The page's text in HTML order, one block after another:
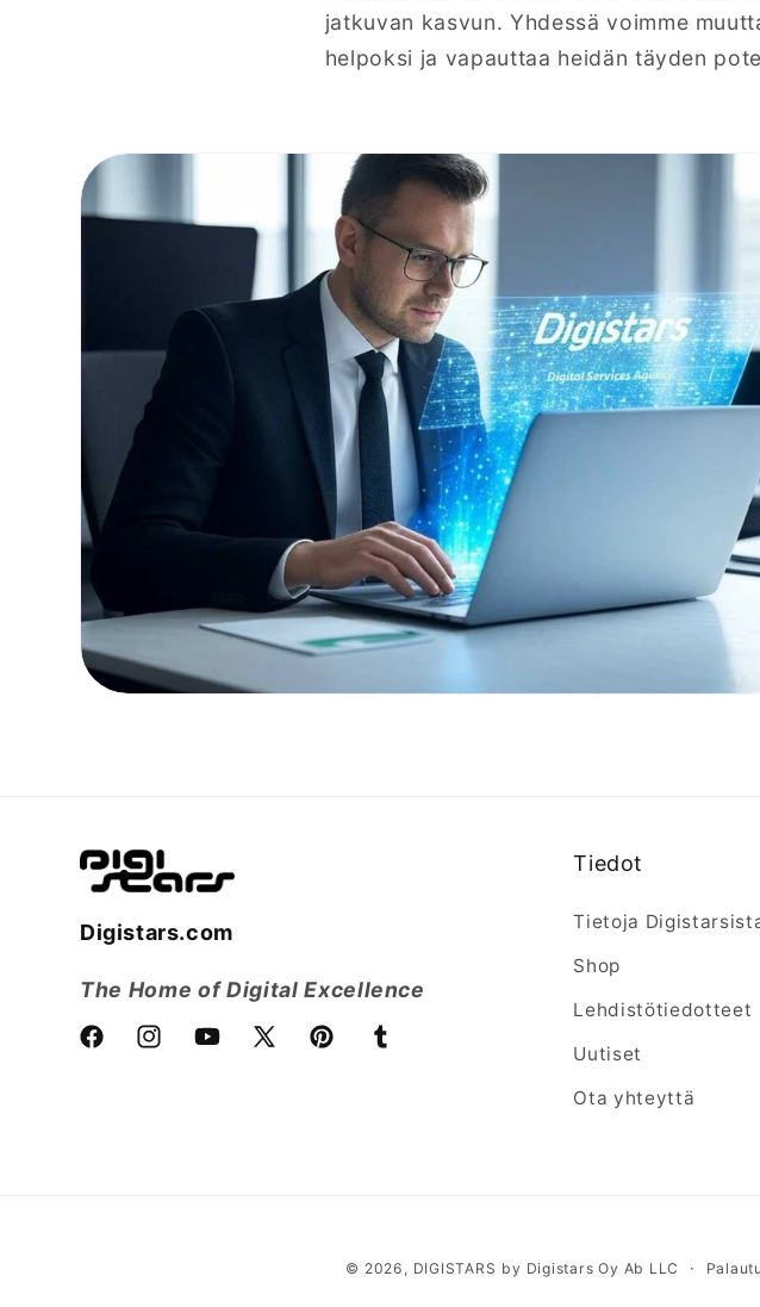
jatkuvan kasvun. Yhdessä voimme
helpoksi ja vapauttaa heidän täyden
Digistars.com
The Home of Digital Excellence
FacebookInstagramYouTube
X
PinterestTumblr
Tiedot
Tietoja
Shop
Lehdistötiedotteet
Uutiset
Ota yhteyttä
© 2026, DIGISTARS by Digistars Oy Ab LLC